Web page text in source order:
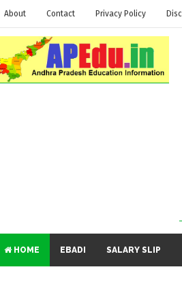
About Contact Privacy Policy
HOME EBADI SALARY SLIP